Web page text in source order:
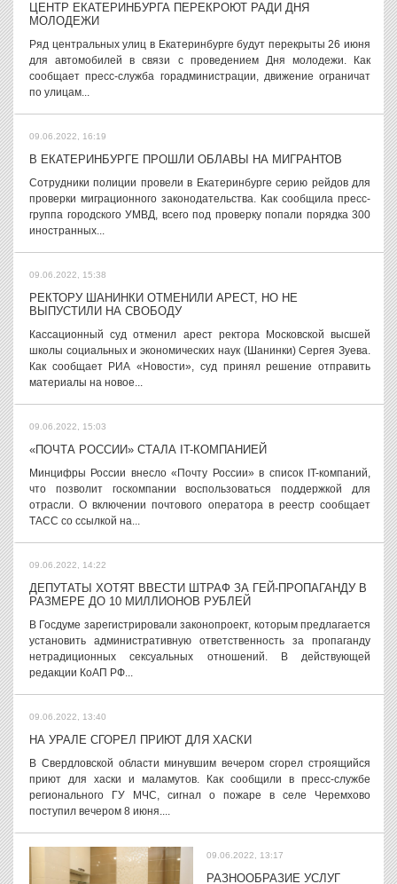
ЦЕНТР ЕКАТЕРИНБУРГА ПЕРЕКРОЮТ РАДИ ДНЯ
МОЛОДЕЖИ
Ряд центральных улиц в Екатеринбурге будут перекрыты 26 июня
для автомобилей в связи с проведением Дня молодежи. Как
сообщает пресс-служба горадминистрации, движение ограничат
по улицам...
09.06.2022, 16:19
В ЕКАТЕРИНБУРГЕ ПРОШЛИ ОБЛАВЫ НА МИГРАНТОВ
Сотрудники полиции провели в Екатеринбурге серию рейдов для
проверки миграционного законодательства. Как сообщила пресс-
группа городского УМВД, всего под проверку попали порядка 300
иностранных...
09.06.2022, 15:38
РЕКТОРУ ШАНИНКИ ОТМЕНИЛИ АРЕСТ, НО НЕ
ВЫПУСТИЛИ НА СВОБОДУ
Кассационный суд отменил арест ректора Московской высшей
школы социальных и экономических наук (Шанинки) Сергея Зуева.
Как сообщает РИА «Новости», суд принял решение отправить
материалы на новое...
09.06.2022, 15:03
«ПОЧТА РОССИИ» СТАЛА IT-КОМПАНИЕЙ
Минцифры России внесло «Почту России» в список IT-компаний,
что позволит госкомпании воспользоваться поддержкой для
отрасли. О включении почтового оператора в реестр сообщает
ТАСС со ссылкой на...
09.06.2022, 14:22
ДЕПУТАТЫ ХОТЯТ ВВЕСТИ ШТРАФ ЗА ГЕЙ-ПРОПАГАНДУ В
РАЗМЕРЕ ДО 10 МИЛЛИОНОВ РУБЛЕЙ
В Госдуме зарегистрировали законопроект, которым предлагается
установить административную ответственность за пропаганду
нетрадиционных сексуальных отношений. В действующей
редакции КоАП РФ...
09.06.2022, 13:40
НА УРАЛЕ СГОРЕЛ ПРИЮТ ДЛЯ ХАСКИ
В Свердловской области минувшим вечером сгорел строящийся
приют для хаски и маламутов. Как сообщили в пресс-службе
регионального ГУ МЧС, сигнал о пожаре в селе Черемхово
поступил вечером 8 июня....
09.06.2022, 13:17
РАЗНООБРАЗИЕ УСЛУГ